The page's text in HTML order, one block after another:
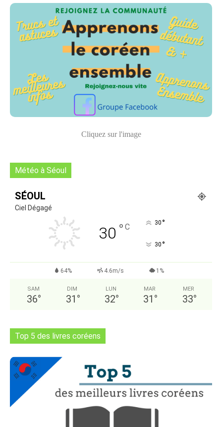
Cliquez sur l'image
Météo à Séoul
SÉOUL
Ciel Dégagé
30 ° C 30 °
30 °
64% 4.6m/s 1%
SAM
36°
DIM
31 °
LUN
32°
MAR
31 °
MER
33°
Top 5 des livres coréens